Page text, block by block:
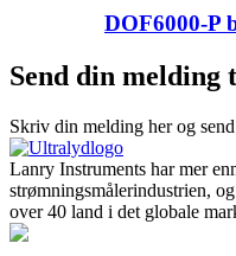
DOF6000-P
Send din melding
Skriv din melding her og
Lanry Instruments har mer
strømningsmålerindustrien,
over 40 land i det globale